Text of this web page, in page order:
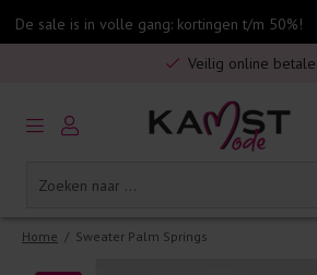
De sale is in volle gang: kortingen t/m 50%!
Gratis verzending in Nederland
Veilig online
5% spaarbonus op jouw
Gratis verzending in
Home / Sweater Palm Springs